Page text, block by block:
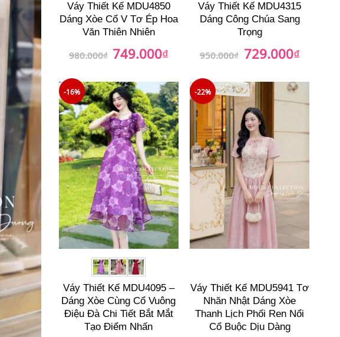
Váy Thiết Kế MDU4850
Dáng Xòe Cổ V Tơ Ép Hoa
Văn Thiên Nhiên
980.000₫ Giá
gốc
749.000₫
749.000₫.
Váy Thiết Kế MDU4315
Dáng Công Chúa Sang
Trọng
950.000₫ Giá
gốc
729.000₫Giá
hiện
729.000₫.
-16%
Váy Thiết Kế MDU4095 –
Dáng Xòe Cùng Cổ Vuông
Điệu Đà Chi Tiết Bắt Mắt
Tạo Điểm Nhấn
-22%
Váy Thiết Kế MDU5941 Tơ
Nhăn Nhật Dáng Xòe
Thanh Lịch Phối Ren Nổi
Cổ Buộc Dịu Dàng